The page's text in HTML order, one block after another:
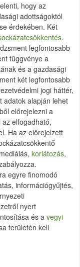
hogy az
adottságoktól
érdekében. Két
.
legfontosabb
függvénye a
és a gazdasági
két legfontosabb
jogi háttér,
adatok alapján lehet
előrejelezni a
elfogadható,
Ha az előrejelzett
korlátozás,
egyre finomodó
információgyűjtés,
nyert
és a vegyi
területén kell